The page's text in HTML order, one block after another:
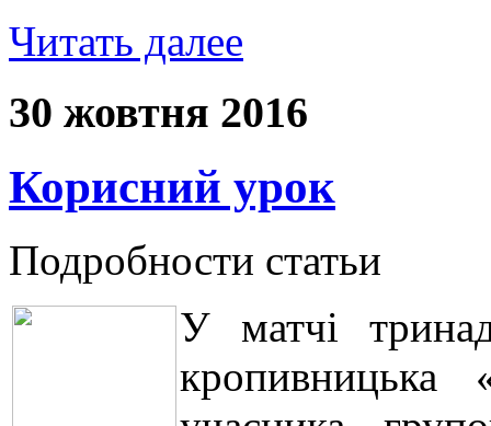
Читать далее
30 жовтня 2016
Корисний урок
Подробности статьи
У матчі
кропивницька